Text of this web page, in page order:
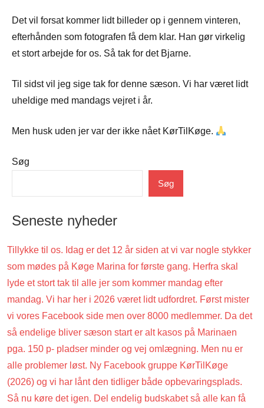
Det vil forsat kommer lidt billeder op i gennem vinteren,
efterhånden som fotografen få dem klar. Han gør virkelig
et stort arbejde for os. Så tak for det Bjarne.
Til sidst vil jeg sige tak for denne sæson. Vi har været lidt
uheldige med mandags vejret i år.
Men husk uden jer var der ikke nået KørTilKøge.
Søg
Søg
Seneste nyheder
Tillykke til os. Idag er det 12 år siden at vi var nogle stykker
som mødes på Køge Marina for første gang. Herfra skal
lyde et stort tak til alle jer som kommer mandag efter
mandag. Vi har her i 2026 været lidt udfordret. Først mister
vi vores Facebook side men over 8000 medlemmer. Da det
så endelige bliver sæson start er alt kasos på Marinaen
pga. 150 p- pladser minder og vej omlægning. Men nu er
alle problemer løst. Ny Facebook gruppe KørTilKøge
(2026) og vi har lånt den tidliger både opbevaringsplads.
Så nu køre det igen. Del endelig budskabet så alle kan få